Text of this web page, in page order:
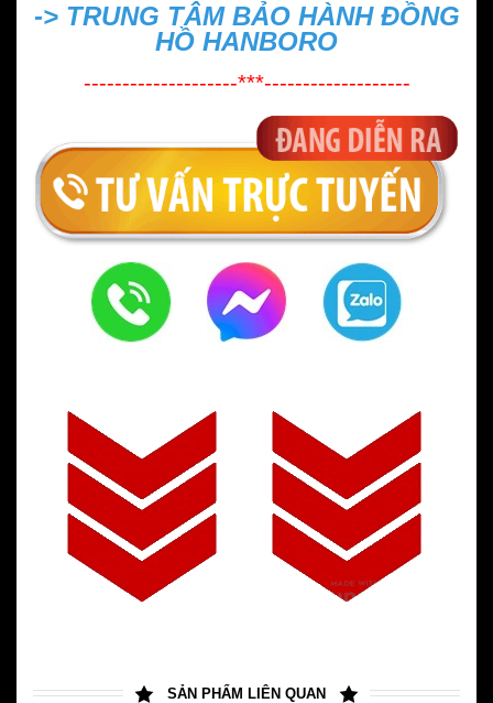
-> TRUNG TÂM BẢO HÀNH ĐỒNG
HỒ HANBORO
--------------------***-------------------
SẢN PHẨM LIÊN QUAN